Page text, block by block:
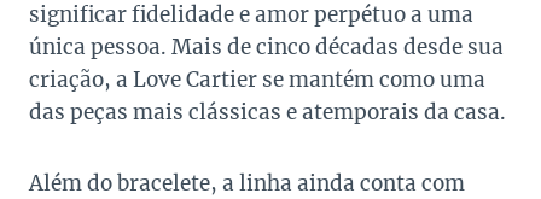
significar fidelidade e amor perpétuo a uma
única pessoa. Mais de cinco décadas desde sua
criação, a Love Cartier se mantém como uma
das peças mais clássicas e atemporais da casa.
Além do bracelete, a linha ainda conta com